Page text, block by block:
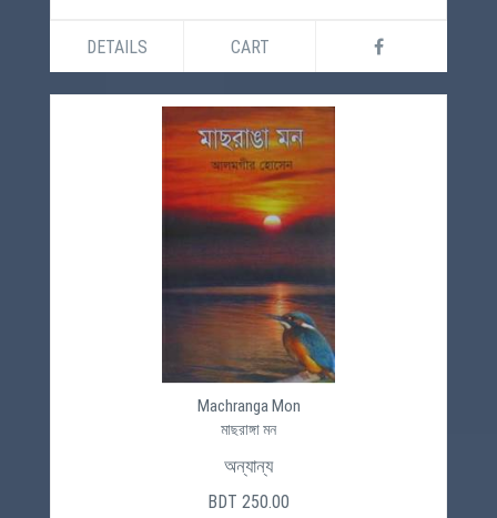
DETAILS CART
Machranga Mon
মাছরাঙ্গা মন
অন্যান্য
BDT 250.00